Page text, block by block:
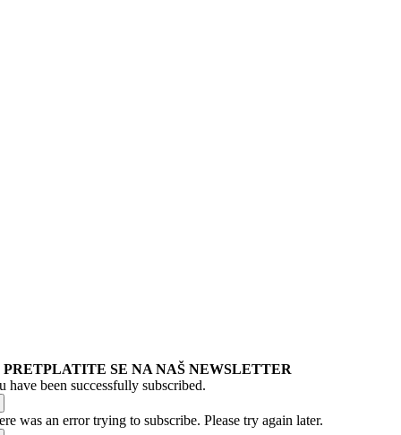
PRETPLATITE SE NA NAŠ NEWSLETTER
have been successfully subscribed.
was an error trying to subscribe. Please try again later.